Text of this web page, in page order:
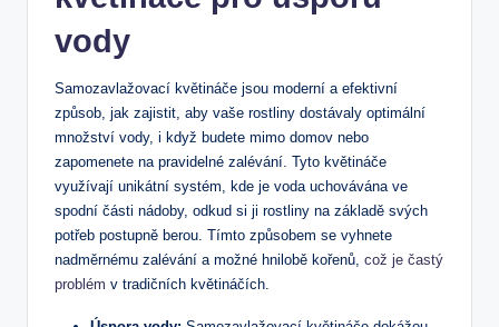
vody
Samozavlažovací květináče jsou moderní a ‌efektivní
způsob, jak zajistit, aby vaše rostliny dostávaly optimální
množství vody, i když budete‍ mimo domov nebo
zapomenete na pravidelné ⁤zalévání. Tyto květináče
využívají unikátní systém, kde je voda uchovávána ve
spodní části nádoby, odkud si ji rostliny na základě svých
potřeb postupně berou. Tímto ⁢způsobem se‌ vyhnete
nadměrnému zalévání a možné hnilobě ‌kořenů, což je častý
problém v tradičních květináčích.